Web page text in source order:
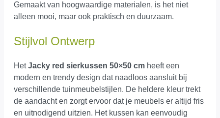
Gemaakt van hoogwaardige materialen, is het niet
alleen mooi, maar ook praktisch en duurzaam.
Stijlvol Ontwerp
HetJacky red sierkussen 50×50 cm heeft een
modern en trendy design dat naadloos aansluit bij
verschillende tuinmeubelstijlen. De heldere kleur trekt
de aandacht en zorgt ervoor dat je meubels er altijd fris
en uitnodigend uitzien. Het kussen kan eenvoudig